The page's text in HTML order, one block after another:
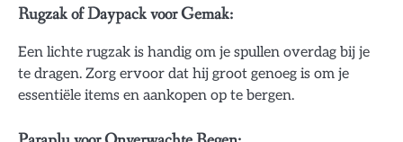
Rugzak of Daypack voor Gemak:
Een lichte rugzak is handig om je spullen overdag bij je
te dragen. Zorg ervoor dat hij groot genoeg is om je
essentiële items en aankopen op te bergen.